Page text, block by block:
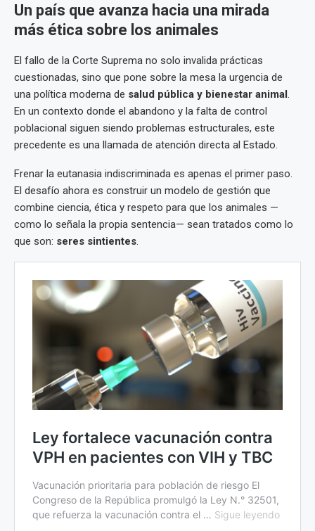
Un país que avanza hacia una mirada
más ética sobre los animales
El fallo de la Corte Suprema no solo invalida prácticas
cuestionadas, sino que pone sobre la mesa la urgencia de
una política moderna de salud pública y bienestar animal.
En un contexto donde el abandono y la falta de control
poblacional siguen siendo problemas estructurales, este
precedente es una llamada de atención directa al Estado.
Frenar la eutanasia indiscriminada es apenas el primer paso.
El desafío ahora es construir un modelo de gestión que
combine ciencia, ética y respeto para que los animales —
como lo señala la propia sentencia— sean tratados como lo
que son: seres sintientes.